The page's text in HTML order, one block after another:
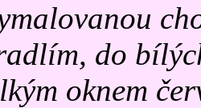
do
oknem